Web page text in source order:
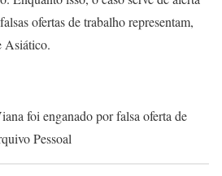
ofertas de trabalho representam,
Asiático.
foi enganado por falsa oferta de
Pessoal